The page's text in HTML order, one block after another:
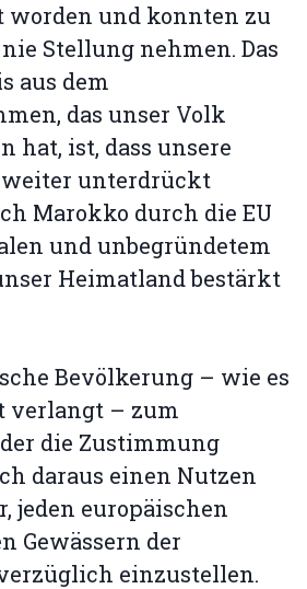
worden und konnten zu
Stellung nehmen. Das
aus dem
das unser Volk
hat, ist, dass unsere
unterdrückt
Marokko durch die EU
und unbegründetem
Heimatland bestärkt
Bevölkerung – wie es
verlangt – zum
die Zustimmung
daraus einen Nutzen
jeden europäischen
Gewässern der
einzustellen.